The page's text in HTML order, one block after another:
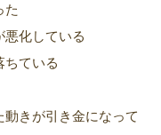
た
悪化している
ちている
きが引き金になって